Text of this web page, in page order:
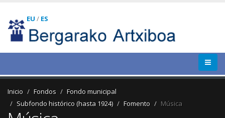
EU / ES
Inicio Fondos
Fondo municipal
Subfondo histórico (hasta 1924)
Fomento Música